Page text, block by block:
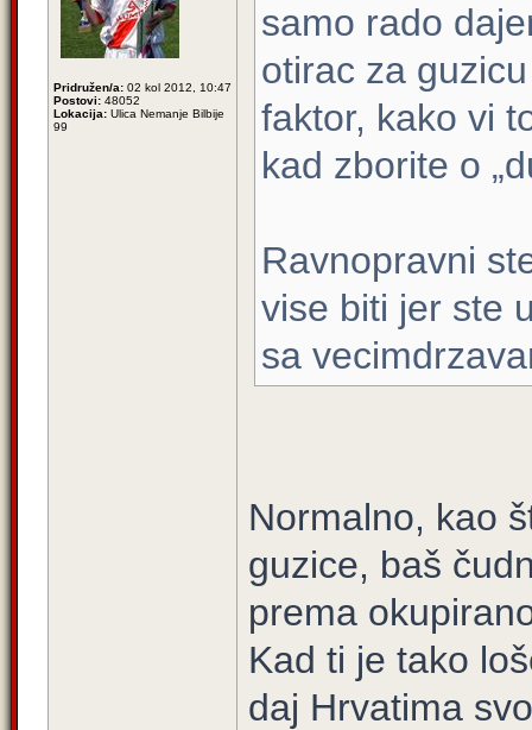
Pridružen/a: 02 kol 2012, 10:47
Postovi: 48052
Lokacija: Ulica Nemanje Bilbije
99
samo rado
otirac za
faktor, kako vi
kad zborite o
Ravnopravni
vise biti jer ste
sa
Normalno, kao
guzice, baš
prema
Kad ti je tako
daj Hrvatima